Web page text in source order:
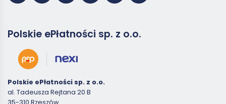
Polskie ePłatności sp. z o.o.
Polskie ePłatności sp. z o.o.
al. Tadeusza Rejtana 20 B
35-310 Rzeszów